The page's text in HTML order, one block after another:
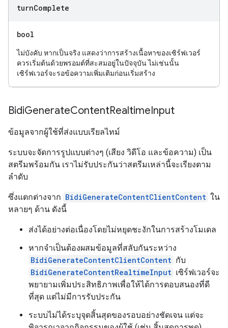
turnComplete
bool
ไม่บังคับ หากเป็นจริง แสดงว่าการสร้างเนื้อหาของเซิร์ฟเวอร์
ควรเริ่มต้นด้วยพรอมต์ที่สะสมอยู่ในปัจจุบัน ไม่เช่นนั้น
เซิร์ฟเวอร์จะรอข้อความเพิ่มเติมก่อนเริ่มสร้าง
BidiGenerateContentRealtimeInput
ข้อมูลจากผู้ใช้ที่ส่งแบบเรียลไทม์
ระบบจะจัดการรูปแบบต่างๆ (เสียง วิดีโอ และข้อความ) เป็น
สตรีมพร้อมกัน เราไม่รับประกันว่าสตรีมเหล่านี้จะเรียงตาม
ลำดับ
ซึ่งแตกต่างจาก BidiGenerateContentClientContent ใน
หลายๆ ด้าน ดังนี้
ส่งได้อย่างต่อเนื่องโดยไม่หยุดชะงักในการสร้างโมเดล
หากจำเป็นต้องผสมข้อมูลที่สลับกันระหว่าง
BidiGenerateContentClientContent กับ
BidiGenerateContentRealtimeInput เซิร์ฟเวอร์จะ
พยายามเพิ่มประสิทธิภาพเพื่อให้ได้การตอบสนองที่ดี
ที่สุด แต่ไม่มีการรับประกัน
ระบบไม่ได้ระบุจุดสิ้นสุดของรอบอย่างชัดเจน แต่จะ